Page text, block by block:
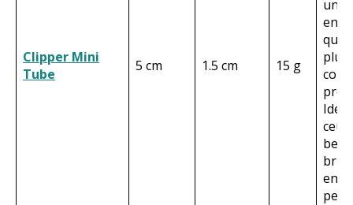
Clipper Mini
Tube
5 cm 1.5 cm 15 g
une
en
qui
plus
petit.